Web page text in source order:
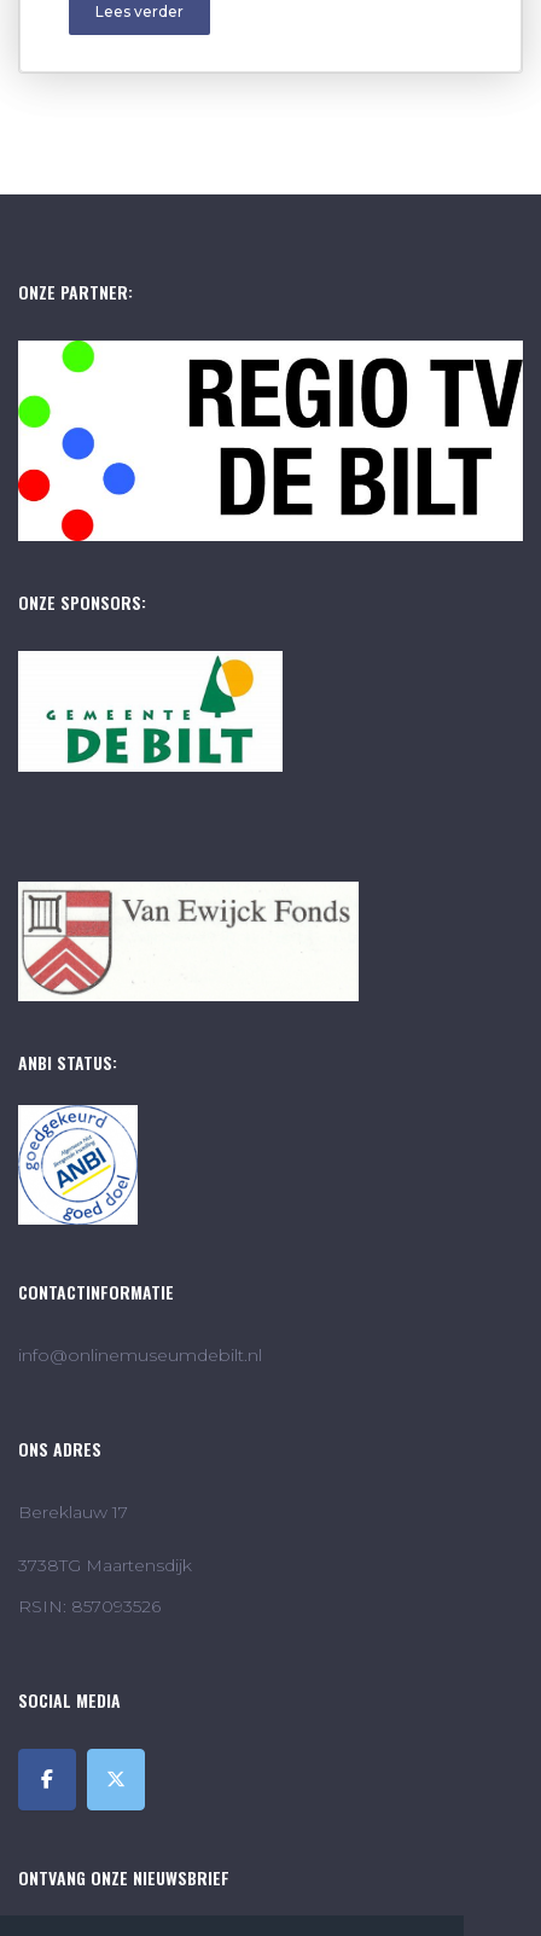
Lees verder
ONZE PARTNER:
ONZE SPONSORS:
ANBI STATUS:
CONTACTINFORMATIE
info@onlinemuseumdebilt.nl
ONS ADRES
Bereklauw 17
3738TG Maartensdijk
RSIN: 857093526
SOCIAL MEDIA
ONTVANG ONZE NIEUWSBRIEF